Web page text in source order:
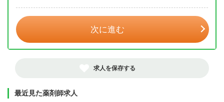
次に進む
求人を保存する
最近見た薬剤師求人